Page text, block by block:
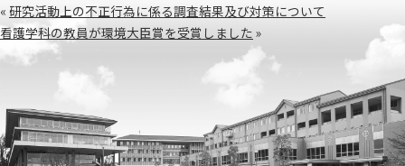
« 研究活動上の不正行為に係る調査結果及び対策について
看護学科の教員が環境大臣賞を受賞しました »